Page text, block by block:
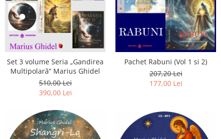
Set 3 volume Seria „Gandirea
Multipolară” Marius Ghidel
510,00 Lei
390,00 Lei
Pachet Rabuni (Vol 1 si 2)
207,20 Lei
177,00 Lei